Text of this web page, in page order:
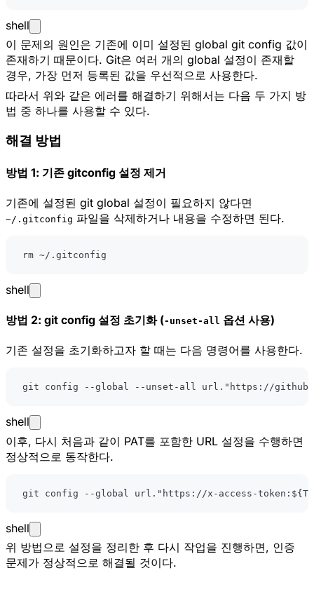
shell
이 문제의 원인은 기존에 이미 설정된 global git config 값이
존재하기 때문이다. Git은 여러 개의 global 설정이 존재할
경우, 가장 먼저 등록된 값을 우선적으로 사용한다.
따라서 위와 같은 에러를 해결하기 위해서는 다음 두 가지 방
법 중 하나를 사용할 수 있다.
해결 방법
방법 1: 기존 gitconfig 설정 제거
기존에 설정된 git global 설정이 필요하지 않다면
~/.gitconfig 파일을 삭제하거나 내용을 수정하면 된다.
rm
shell
방법 2: git config 설정 초기화 (-unset-all 옵션 사용)
기존 설정을 초기화하고자 할 때는 다음 명령어를 사용한다.
git config --global --unset-all url. "https://
shell
이후, 다시 처음과 같이 PAT를 포함한 URL 설정을 수행하면
정상적으로 동작한다.
git config --global url. "https://x-access-token:
shell
위 방법으로 설정을 정리한 후 다시 작업을 진행하면, 인증
문제가 정상적으로 해결될 것이다.